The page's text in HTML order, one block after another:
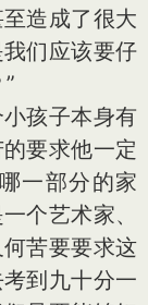
造成了很大
们应该要仔
孩子本身有
要求他一定
一部分的家
个艺术家、
苦要要求这
到九十分一